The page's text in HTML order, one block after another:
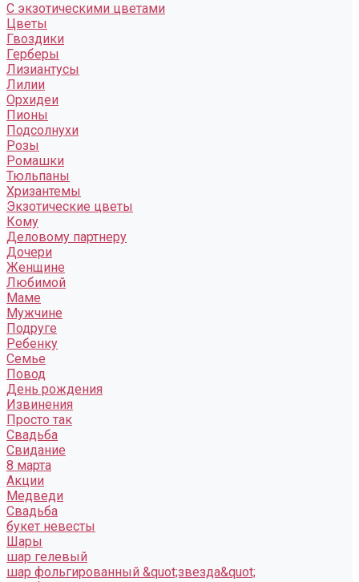
С экзотическими цветами
Цветы
Гвоздики
Герберы
Лизиантусы
Лилии
Орхидеи
Пионы
Подсолнухи
Розы
Ромашки
Тюльпаны
Хризантемы
Экзотические цветы
Кому
Деловому партнеру
Дочери
Женщине
Любимой
Маме
Мужчине
Подруге
Ребенку
Семье
Повод
День рождения
Извинения
Просто так
Свадьба
Свидание
8 марта
Акции
Медведи
Свадьба
букет невесты
Шары
шар гелевый
шар фольгированный &quot;звезда&quot;